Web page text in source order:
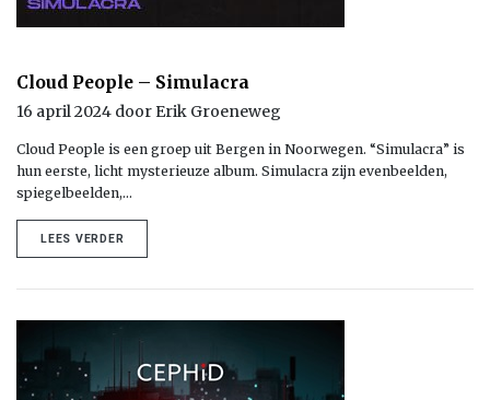
Cloud People – Simulacra
16 april 2024 door Erik Groeneweg
Cloud People is een groep uit Bergen in Noorwegen. “Simulacra” is
hun eerste, licht mysterieuze album. Simulacra zijn evenbeelden,
spiegelbeelden,…
LEES VERDER